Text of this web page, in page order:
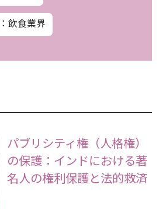
飲食業界
パブリシティ権（人格権）
の保護：インドにおける著
名人の権利保護と法的救済